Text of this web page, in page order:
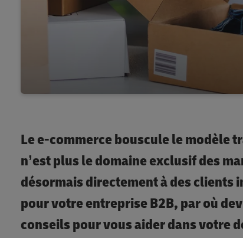
Le e-commerce bouscule le modèle
n’est plus le domaine exclusif des
désormais directement à des clients
pour votre entreprise B2B, par où
conseils pour vous aider dans votre